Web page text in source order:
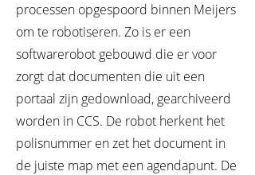
processen opgespoord binnen Meijers
om te robotiseren. Zo is er een
softwarerobot gebouwd die er voor
zorgt dat documenten die uit een
portaal zijn gedownload, gearchiveerd
worden in CCS. De robot herkent het
polisnummer en zet het document in
de juiste map met een agendapunt. De